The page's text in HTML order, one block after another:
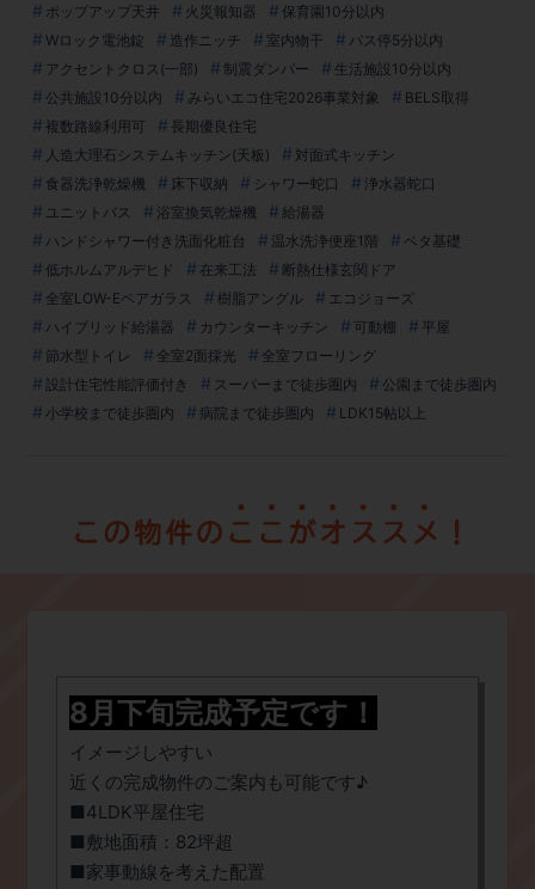
ポップアップ天井
火災報知器
保育園10分以内
Wロック電池錠
造作ニッチ 室内物干
バス停5分以内
アクセントクロス(一部)
制震ダンパー
生活施設10分以内
公共施設10分以内
みらいエコ住宅2026事業対象
BELS取得
複数路線利用可
長期優良住宅
人造大理石システムキッチン(天板)
対面式キッチン
食器洗浄乾燥機
床下収納 シャワー蛇口
浄水器蛇口
ユニットバス
浴室換気乾燥機
給湯器
ハンドシャワー付き洗面化粧台
温水洗浄便座1階
ベタ基礎
低ホルムアルデヒド
在来工法
断熱仕様玄関ドア
全室LOW-Eペアガラス
樹脂アングル
エコジョーズ
ハイブリッド給湯器
カウンターキッチン 可動棚
平屋
節水型トイレ
全室2面採光
全室フローリング
設計住宅性能評価付き
スーパーまで徒歩圏内
公園まで徒歩圏内
小学校まで徒歩圏内
病院まで徒歩圏内 LDK15帖以上
8月下旬完成予定です！
イメージしやすい
近くの完成物件のご案内も可能です♪
​■4LDK平屋住宅
​■敷地面積：82坪超
​■家事動線を考えた配置